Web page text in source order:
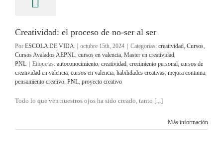
Creatividad: el proceso de no-ser al ser
Por ESCOLA DE VIDA octubre 15th, 2024 Categorías: creatividad, Cursos,
Cursos Avalados AEPNL, cursos en valencia, Master en creatividad,
PNL
Etiquetas: autoconocimiento, creatividad, crecimiento personal, cursos de
creatividad en valencia, cursos en valencia, habilidades creativas, mejora continua,
pensamiento creativo, PNL, proyecto creativo
Todo lo que ven nuestros ojos ha sido creado, tanto [...]
Más información